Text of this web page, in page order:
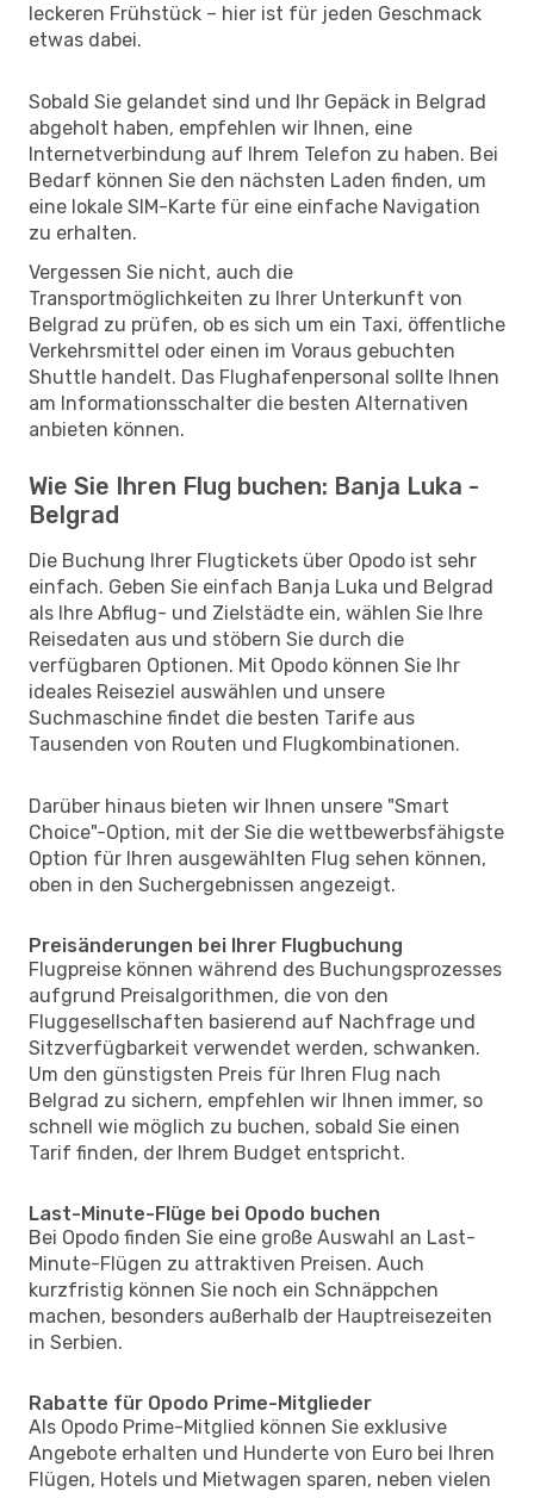
leckeren Frühstück – hier ist für jeden Geschmack
etwas dabei.
Sobald Sie gelandet sind und Ihr Gepäck in Belgrad
abgeholt haben, empfehlen wir Ihnen, eine
Internetverbindung auf Ihrem Telefon zu haben. Bei
Bedarf können Sie den nächsten Laden finden, um
eine lokale SIM-Karte für eine einfache Navigation
zu erhalten.
Vergessen Sie nicht, auch die
Transportmöglichkeiten zu Ihrer Unterkunft von
Belgrad zu prüfen, ob es sich um ein Taxi, öffentliche
Verkehrsmittel oder einen im Voraus gebuchten
Shuttle handelt. Das Flughafenpersonal sollte Ihnen
am Informationsschalter die besten Alternativen
anbieten können.
Wie Sie Ihren Flug buchen: Banja Luka -
Belgrad
Die Buchung Ihrer Flugtickets über Opodo ist sehr
einfach. Geben Sie einfach Banja Luka und Belgrad
als Ihre Abflug- und Zielstädte ein, wählen Sie Ihre
Reisedaten aus und stöbern Sie durch die
verfügbaren Optionen. Mit Opodo können Sie Ihr
ideales Reiseziel auswählen und unsere
Suchmaschine findet die besten Tarife aus
Tausenden von Routen und Flugkombinationen.
Darüber hinaus bieten wir Ihnen unsere "Smart
Choice"-Option, mit der Sie die wettbewerbsfähigste
Option für Ihren ausgewählten Flug sehen können,
oben in den Suchergebnissen angezeigt.
Preisänderungen bei Ihrer Flugbuchung
Flugpreise können während des Buchungsprozesses
aufgrund Preisalgorithmen, die von den
Fluggesellschaften basierend auf Nachfrage und
Sitzverfügbarkeit verwendet werden, schwanken.
Um den günstigsten Preis für Ihren Flug nach
Belgrad zu sichern, empfehlen wir Ihnen immer, so
schnell wie möglich zu buchen, sobald Sie einen
Tarif finden, der Ihrem Budget entspricht.
Last-Minute-Flüge bei Opodo buchen
Bei Opodo finden Sie eine große Auswahl an Last-
Minute-Flügen zu attraktiven Preisen. Auch
kurzfristig können Sie noch ein Schnäppchen
machen, besonders außerhalb der Hauptreisezeiten
in Serbien.
Rabatte für Opodo Prime-Mitglieder
Als Opodo Prime-Mitglied können Sie exklusive
Angebote erhalten und Hunderte von Euro bei Ihren
Flügen, Hotels und Mietwagen sparen, neben vielen